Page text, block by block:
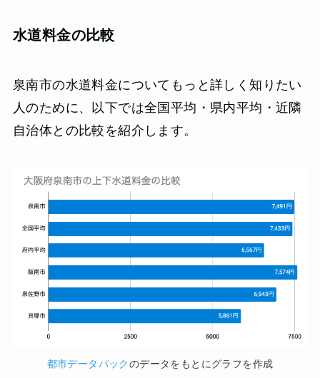
水道料金の比較
泉南市の水道料金についてもっと詳しく知りたい
人のために、以下では全国平均・県内平均・近隣
自治体との比較を紹介します。
都市データパックのデータをもとにグラフを作成